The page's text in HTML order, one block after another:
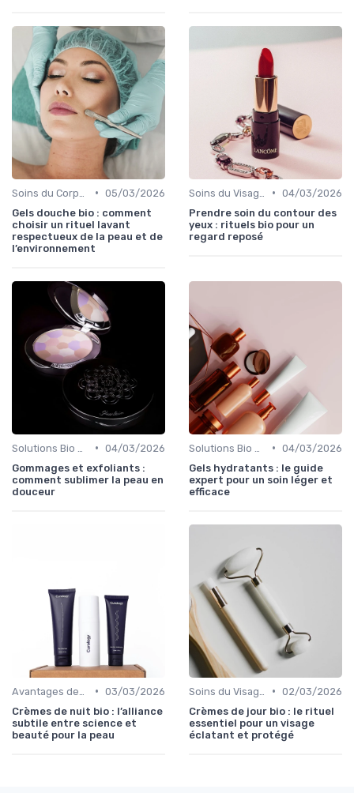
• 05/03/2026
Gels douche bio : comment
choisir un rituel lavant
respectueux de la peau et de
l’environnement
• 04/03/2026
Prendre soin du contour des
yeux : rituels bio pour un
regard reposé
• 04/03/2026
Gommages et exfoliants :
comment sublimer la peau en
douceur
• 04/03/2026
Gels hydratants : le guide
expert pour un soin léger et
efficace
• 03/03/2026
Crèmes de nuit bio : l’alliance
subtile entre science et
beauté pour la peau
• 02/03/2026
Crèmes de jour bio : le rituel
essentiel pour un visage
éclatant et protégé